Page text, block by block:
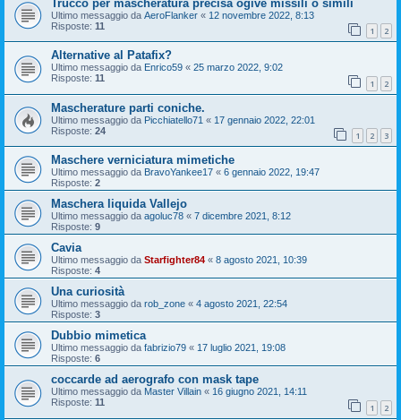
Trucco per mascheratura precisa ogive missili o simili
Ultimo messaggio da AeroFlanker « 12 novembre 2022, 8:13
Risposte: 11 1 2
Alternative al Patafix?
Ultimo messaggio da Enrico59 « 25 marzo 2022, 9:02
Risposte: 11 1 2
Mascherature parti coniche.
Ultimo messaggio da Picchiatello71 « 17 gennaio 2022, 22:01
Risposte: 24 1 2 3
Maschere verniciatura mimetiche
Ultimo messaggio da BravoYankee17 « 6 gennaio 2022, 19:47
Risposte: 2
Maschera liquida Vallejo
Ultimo messaggio da agoluc78 « 7 dicembre 2021, 8:12
Risposte: 9
Cavia
Ultimo messaggio da Starfighter84 « 8 agosto 2021, 10:39
Risposte: 4
Una curiosità
Ultimo messaggio da rob_zone « 4 agosto 2021, 22:54
Risposte: 3
Dubbio mimetica
Ultimo messaggio da fabrizio79 « 17 luglio 2021, 19:08
Risposte: 6
coccarde ad aerografo con mask tape
Ultimo messaggio da Master Villain « 16 giugno 2021, 14:11
Risposte: 11 1 2